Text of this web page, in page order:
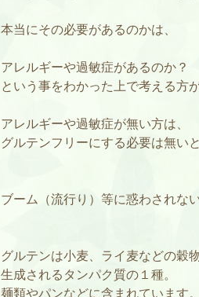
本当にその必要があるのかは、
アレルギーや過敏症があるのか？
という事をわかった上で考える方
アレルギーや過敏症が無い方は、
グルテンフリーにする必要は無い
ブーム（流行り）等に惑わされな
グルテンは小麦、ライ麦などの穀
生成されるタンパク質の１種。
麺類やパンなどに含まれています。